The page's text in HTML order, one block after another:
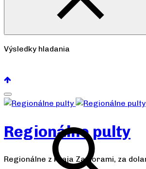
Výsledky hladania
Regionálne pulty
Regionálne z kraja Za horami, za